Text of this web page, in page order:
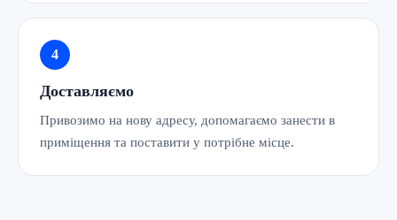
Доставляємо
Привозимо на нову адресу, допомагаємо занести в
приміщення та поставити у потрібне місце.